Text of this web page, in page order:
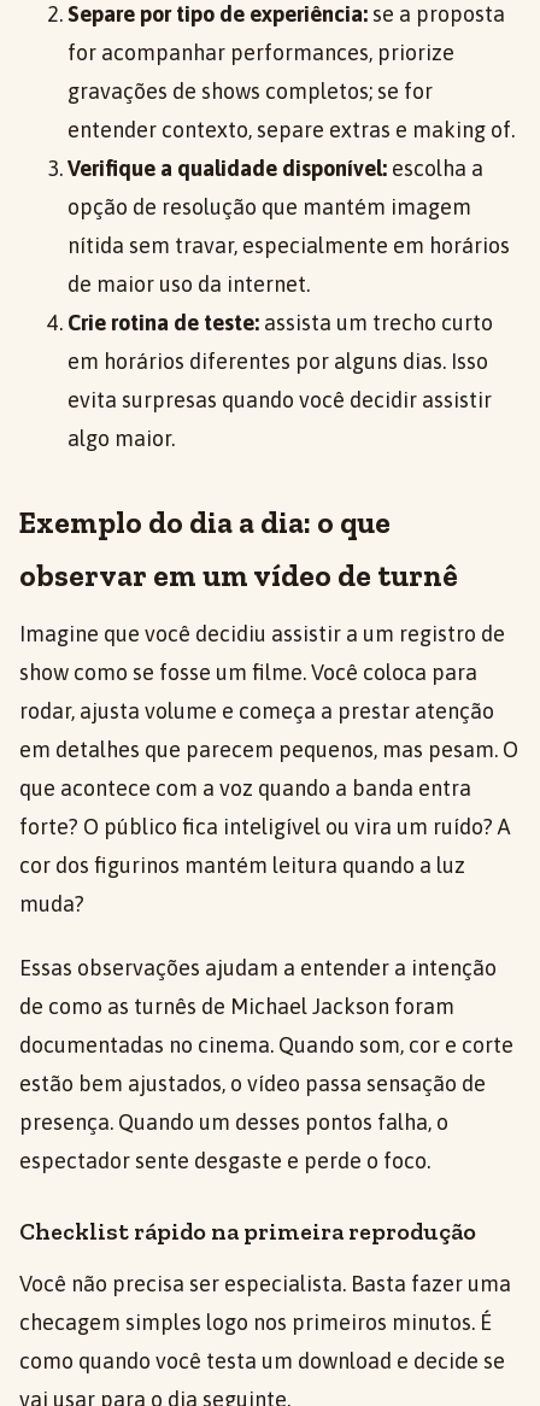
Separe por tipo de experiência: se a proposta
for acompanhar performances, priorize
gravações de shows completos; se for
entender contexto, separe extras e making of.
Verifique a qualidade disponível: escolha a
opção de resolução que mantém imagem
nítida sem travar, especialmente em horários
de maior uso da internet.
Crie rotina de teste: assista um trecho curto
em horários diferentes por alguns dias. Isso
evita surpresas quando você decidir assistir
algo maior.
Exemplo do dia a dia: o que
observar em um vídeo de turnê
Imagine que você decidiu assistir a um registro de
show como se fosse um filme. Você coloca para
rodar, ajusta volume e começa a prestar atenção
em detalhes que parecem pequenos, mas pesam. O
que acontece com a voz quando a banda entra
forte? O público fica inteligível ou vira um ruído? A
cor dos figurinos mantém leitura quando a luz
muda?
Essas observações ajudam a entender a intenção
de como as turnês de Michael Jackson foram
documentadas no cinema. Quando som, cor e corte
estão bem ajustados, o vídeo passa sensação de
presença. Quando um desses pontos falha, o
espectador sente desgaste e perde o foco.
Checklist rápido na primeira reprodução
Você não precisa ser especialista. Basta fazer uma
checagem simples logo nos primeiros minutos. É
como quando você testa um download e decide se
vai usar para o dia seguinte.